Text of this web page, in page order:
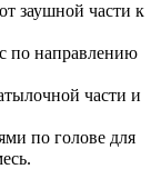
заушной части к
по направлению
части и
по голове для